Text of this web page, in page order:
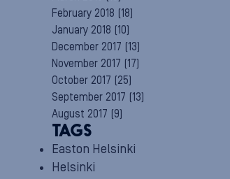
February 2018 (18)
January 2018 (10)
December 2017 (13)
November 2017 (17)
October 2017 (25)
September 2017 (13)
August 2017 (9)
TAGS
Easton Helsinki
Helsinki